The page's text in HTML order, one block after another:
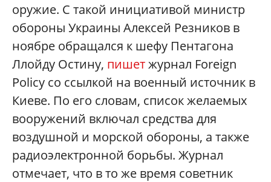
оружие. С такой инициативой министр
обороны Украины Алексей Резников в
ноябре обращался к шефу Пентагона
Ллойду Остину, пишетжурнал Foreign
Policy со ссылкой на военный источник в
Киеве. По его словам, список желаемых
вооружений включал средства для
воздушной и морской обороны, а также
радиоэлектронной борьбы. Журнал
отмечает, что в то же время советник